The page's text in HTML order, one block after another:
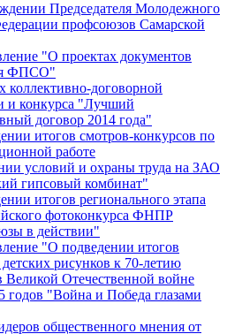
Председателя Молодежного
профсоюзов Самарской
"О проектах документов
ФПСО"
коллективно-договорной
и конкурса "Лучший
договор 2014 года"
итогов смотров-конкурсов по
работе
условий и охраны труда на ЗАО
гипсовый комбинат"
итогов регионального этапа
фотоконкурса ФНПР
в действии"
"О подведении итогов
детских рисунков к 70-летию
Отечественной войне
годов "Война и Победа глазами
общественного мнения от